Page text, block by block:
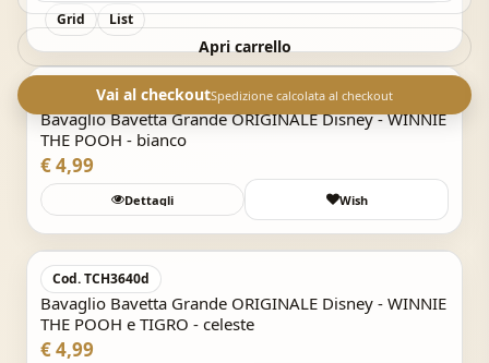
Apri carrello
Vai al checkoutSpedizione calcolata al checkout
Grid
List
Acquisto Veloce
Cod. TCH3640c
Bavaglio Bavetta Grande ORIGINALE Disney - WINNIE
THE POOH - bianco
€ 4,99
Dettagli Wish
Acquisto Veloce
Cod. TCH3640d
Bavaglio Bavetta Grande ORIGINALE Disney - WINNIE
THE POOH e TIGRO - celeste
€ 4,99